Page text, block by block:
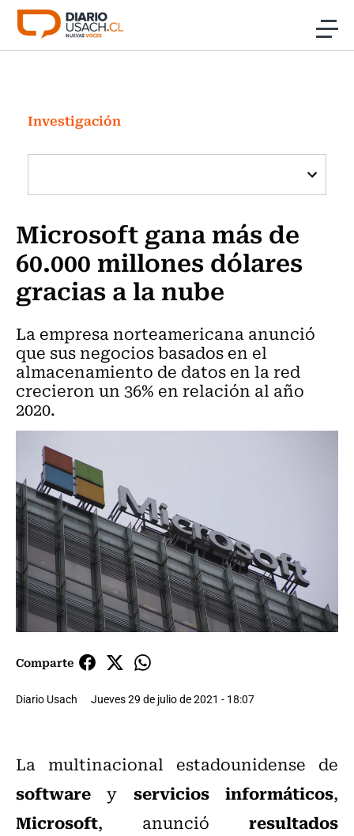
Click acá para ir directamente al contenido
Investigación
Cultura
Programas Radio y TV Usach
Investigación
Microsoft gana más de
60.000 millones dólares
gracias a la nube
La empresa norteamericana anunció
que sus negocios basados en el
almacenamiento de datos en la red
crecieron un 36% en relación al año
2020.
Comparte
Diario Usach Jueves 29 de julio de 2021 - 18:07
La multinacional estadounidense de
software y servicios informáticos,
Microsoft, anunció resultados